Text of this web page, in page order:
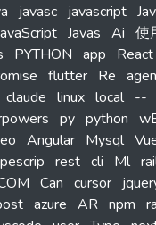
javasc javascript
Javas Ai 使
PYTHON app React
flutter Re
claude linux local --
py python
Angular Mysql
rest cli Ml
Can cursor
azure AR npm